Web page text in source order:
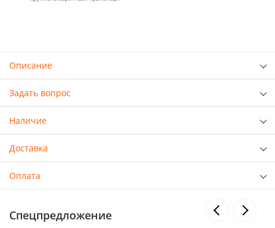
Описание
Задать вопрос
Наличие
Доставка
Оплата
Спецпредложение